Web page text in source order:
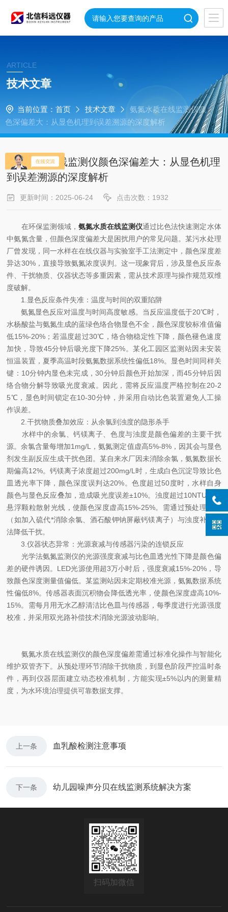
ARTICLE
技术文章
当前位置： 首页 技术文章
氨氮水质在线监测仪颜
色深偏差大：从显色机理到误差溯源的深度解析
氨氮水质在线监测仪颜色深偏差大：从显色机理
到误差溯源的深度解析
更新时间：2025-06-24 点击次数：1932
在环保监测领域， 氨氮水质在线监测仪通过比色法快速测定水体
中氨氮含量，但颜色深度偏差大是困扰用户的常见问题。某污水处理
厂曾发现，同一水样在在线仪器与实验室手工法测定中，颜色深度差
异达30%，直接导致氨氮浓度误判。这一现象背后，涉及显色反应条
件、干扰物质、仪器状态等多重因素，需从技术原理与操作规范双维
度破解。
1.显色反应条件失准：温度与时间的双重陷阱
氨氮显色反应对温度与时间高度敏感。当反应温度低于20℃时，
水杨酸盐与氨氮生成的蓝绿色络合物显色不全，颜色深度较标准值偏
低15%-20%；若温度超过30℃，络合物稳定性下降，颜色褪色速度
加快，导致45分钟后吸光度下降25%。某化工园区监测站因未安装
恒温装置，夏季高温时段氨氮数据系统性偏低18%。显色时间同样关
键：10分钟内显色未完成，30分钟后颜色开始加深，而45分钟后因
络合物分解导致吸光度衰减。因此，需将反应温度严格控制在20-2
5℃，显色时间锁定在10-30分钟，并采用自动比色装置避免人工操
作误差。
2.干扰物质叠加效应：从余氯到浊度的隐形杀手
水样中的余氯、钙镁离子、色度与浊度是颜色偏差的主要干扰
源。余氯含量每增加1mg/L，氨氮测定值虚高5%-8%，因其会与显色
剂发生副反应生成干扰色团。某自来水厂因未消除余氯，氨氮数据长
期偏高12%。钙镁离子浓度超过200mg/L时，生成白色沉淀导致比色
皿透光率下降，颜色深度误判达20%。色度超过50度时，水样自身
颜色与显色反应叠加，造成吸光度误差±10%。浊度超过10NTU时，
悬浮颗粒散射光线，使颜色深度虚高15%-25%。需通过预处理系统
（如加入硫代*消除余氯、酒石酸钾钠屏蔽钙镁离子）与浊度补偿算
法降低干扰。
3.仪器状态异常：光源衰减与传感器污染的连锁反应
光学法氨氮监测仪的光源强度衰减与比色皿透光性下降是颜色偏
差的硬件诱因。LED光源使用超3万小时后，强度衰减15%-20%，导
致颜色深度测量值偏低。某监测站因未定期校准光源，氨氮数据系统
性偏低8%。传感器表面沉积物会降低透光率，使颜色深度虚高10%-
15%。需每月用无水乙醇清洁比色皿与传感器，每季度进行光源强度
校准，并采用双光路补偿技术消除光源波动影响。
氨氮水质在线监测仪的颜色深度偏差需通过标准化操作与智能化
维护双管齐下。从预处理环节消除干扰物质，到显色阶段严控温时条
件，再到仪器层面建立动态校准机制，方能实现±5%以内的测量精
度，为水环境治理提供可靠数据支撑。
上一条 血乳酸检测注意事项
下一条 幼儿园噪声分贝在线监测系统解决方案​
扫码加微信